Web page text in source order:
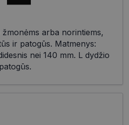
arba norintiems,
ir patogūs. Matmenys:
nei 140 mm. L dydžio